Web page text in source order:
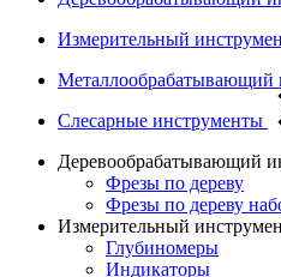
Измерительный
Металлообрабатывающий
Слесарные инструменты
Деревообрабатывающий
Фрезы по дереву
Фрезы по дереву
Измерительный
Глубиномеры
Индикаторы